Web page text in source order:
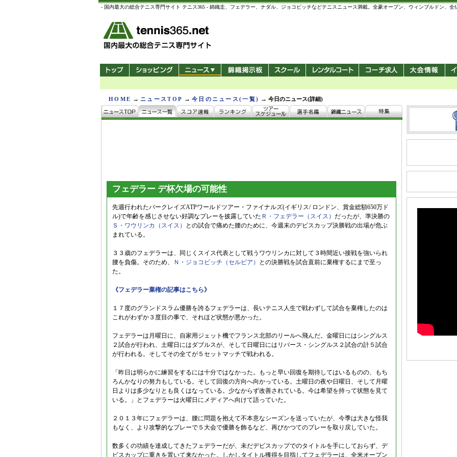
- 国内最大の総合テニス専門サイト テニス365 - 錦織圭、フェデラー、ナダル、ジョコビッチなどテニスニュース満載。全豪オープン、ウィンブルドン、全
HOME → ニュースTOP →今日のニュース(一覧) →今日のニュース(詳細)
フェデラー デ杯欠場の可能性
先週行われたバークレイズATPワールドツアー・ファイナルズ(イギリス/ ロンドン、賞金総額650万ド
ル)で年齢を感じさせない好調なプレーを披露していた Ｒ・フェデラー（スイス） だったが、準決勝の
Ｓ・ワウリンカ（スイス）
との試合で痛めた腰のために、今週末のデビスカップ決勝戦の出場が危ぶ
まれている。
３３歳のフェデラーは、同じくスイス代表として戦うワウリンカに対して３時間近い接戦を強いられ
腰を負傷。そのため、
Ｎ・ジョコビッチ（セルビア）
との決勝戦を試合直前に棄権するにまで至っ
た。
《フェデラー棄権の記事はこちら》
１７度のグランドスラム優勝を誇るフェデラーは、長いテニス人生で戦わずして試合を棄権したのは
これがわずか３度目の事で、それほど状態が悪かった。
フェデラーは月曜日に、自家用ジェット機でフランス北部のリールへ飛んだ。金曜日にはシングルス
２試合が行われ、土曜日にはダブルスが、そして日曜日にはリバース・シングルス２試合の計５試合
が行われる。そしてその全てが５セットマッチで戦われる。
「昨日は明らかに練習をするには十分ではなかった。もっと早い回復を期待してはいるものの、もち
ろんかなりの努力もしている。そして回復の方向へ向かっている。土曜日の夜や日曜日、そして月曜
日よりは多少なりとも良くはなっている。少なからず改善されている。今は希望を持って状態を見て
いる。」とフェデラーは火曜日にメディアへ向けて語っていた。
２０１３年にフェデラーは、腰に問題を抱えて不本意なシーズンを送っていたが、今季は大きな怪我
もなく、より攻撃的なプレーで５大会で優勝を飾るなど、再びかつてのプレーを取り戻していた。
数多くの功績を達成してきたフェデラーだが、未だデビスカップでのタイトルを手にしておらず、デ
ビスカップに重きを置いて来なかった。しかしタイトル獲得を目指してフェデラーは、全米オープン